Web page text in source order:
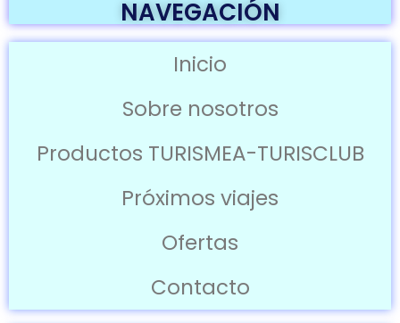
NAVEGACIÓN
Inicio
Sobre nosotros
Productos TURISMEA-TURISCLUB
Próximos viajes
Ofertas
Contacto